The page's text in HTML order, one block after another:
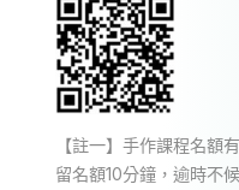
【註一】手作課程名額
留名額10分鐘，逾時不